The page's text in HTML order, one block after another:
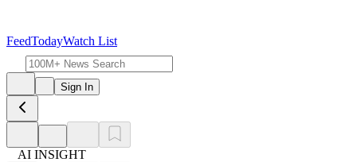
FeedTodayWatch List
Sign In
AI INSIGHT